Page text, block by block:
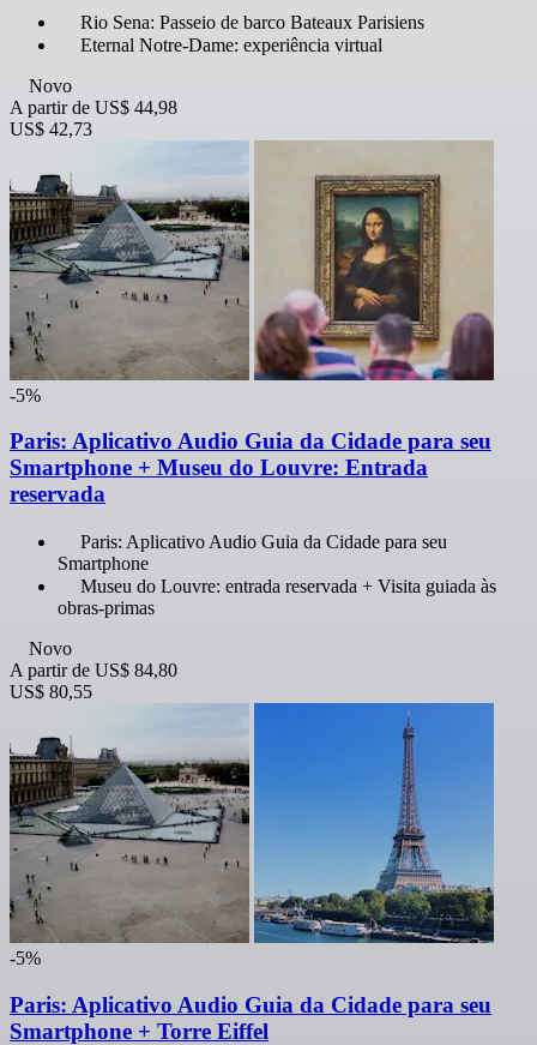
Rio Sena: Passeio de barco Bateaux Parisiens
Eternal Notre-Dame: experiência virtual
Novo
A partir de US$ 44,98
US$ 42,73
-5%
Paris: Aplicativo Audio Guia da Cidade para seu
Smartphone + Museu do Louvre: Entrada
reservada
Paris: Aplicativo Audio Guia da Cidade para seu
Smartphone
Museu do Louvre: entrada reservada + Visita guiada às
obras-primas
Novo
A partir de US$ 84,80
US$ 80,55
-5%
Paris: Aplicativo Audio Guia da Cidade para seu
Smartphone + Torre Eiffel